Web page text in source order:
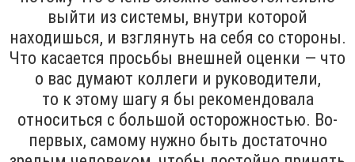
выйти из системы, внутри которой
находишься, и взглянуть на себя со стороны.
Что касается просьбы внешней оценки — что
о вас думают коллеги и руководители,
то к этому шагу я бы рекомендовала
относиться с большой осторожностью. Во-
первых, самому нужно быть достаточно